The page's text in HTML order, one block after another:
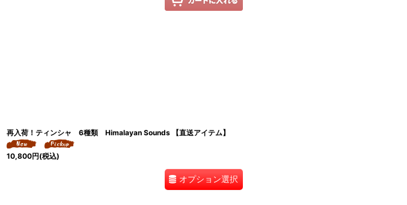
再入荷！ティンシャ 6種類 Himalayan Sounds 【直送アイテム】
10,800円(税込)
オプション選択